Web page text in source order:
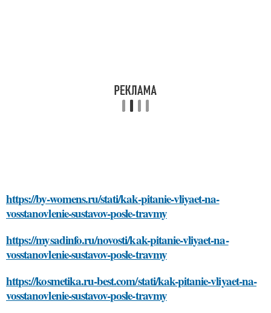
https://by-womens.ru/stati/kak-pitanie-vliyaet-na-
vosstanovlenie-sustavov-posle-travmy
https://mysadinfo.ru/novosti/kak-pitanie-vliyaet-na-
vosstanovlenie-sustavov-posle-travmy
https://kosmetika.ru-best.com/stati/kak-pitanie-vliyaet-na-
vosstanovlenie-sustavov-posle-travmy